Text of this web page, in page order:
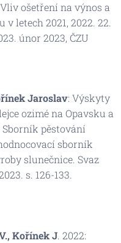
ošetření na výnos a
letech 2021, 2022. 22.
únor 2023, ČZU
Jaroslav: Výskyty
ozimé na Opavsku a
Sborník pěstování
sborník
slunečnice. Svaz
s. 126-133.
Kořínek J. 2022: